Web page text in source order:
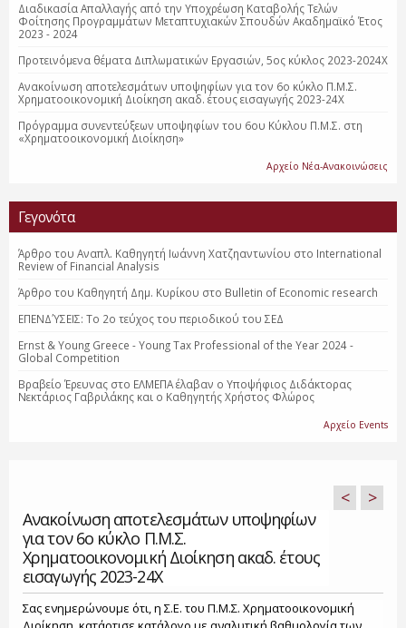
Διαδικασία Απαλλαγής από την Υποχρέωση Καταβολής Τελών
Φοίτησης Προγραμμάτων Μεταπτυχιακών Σπουδών Ακαδημαϊκό Έτος
2023 - 2024
Προτεινόμενα θέματα Διπλωματικών Εργασιών, 5ος κύκλος 2023-2024Χ
Ανακοίνωση αποτελεσμάτων υποψηφίων για τον 6ο κύκλο Π.Μ.Σ.
Χρηματοοικονομική Διοίκηση ακαδ. έτους εισαγωγής 2023-24Χ
Πρόγραμμα συνεντεύξεων υποψηφίων του 6ου Κύκλου Π.Μ.Σ. στη
«Χρηματοοικονομική Διοίκηση»
Αρχείο Νέα-Ανακοινώσεις
Γεγονότα
Άρθρο του Αναπλ. Καθηγητή Ιωάννη Χατζηαντωνίου στο International
Review of Financial Analysis
Άρθρο του Καθηγητή Δημ. Κυρίκου στο Bulletin of Economic research
ΕΠΕΝΔΎΣΕΙΣ: Το 2o τεύχος του περιοδικού του ΣΕΔ
Ernst & Young Greece - Young Tax Professional of the Year 2024 -
Global Competition
Βραβείο Έρευνας στο ΕΛΜΕΠΑ έλαβαν ο Υποψήφιος Διδάκτορας
Νεκτάριος Γαβριλάκης και ο Καθηγητής Χρήστος Φλώρος
Αρχείο Events
Ανακοίνωση αποτελεσμάτων υποψηφίων
για τον 6ο κύκλο Π.Μ.Σ.
Χρηματοοικονομική Διοίκηση ακαδ. έτους
εισαγωγής 2023-24Χ
< >
Σας ενημερώνουμε ότι, η Σ.Ε. του Π.Μ.Σ. Χρηματοοικονομική